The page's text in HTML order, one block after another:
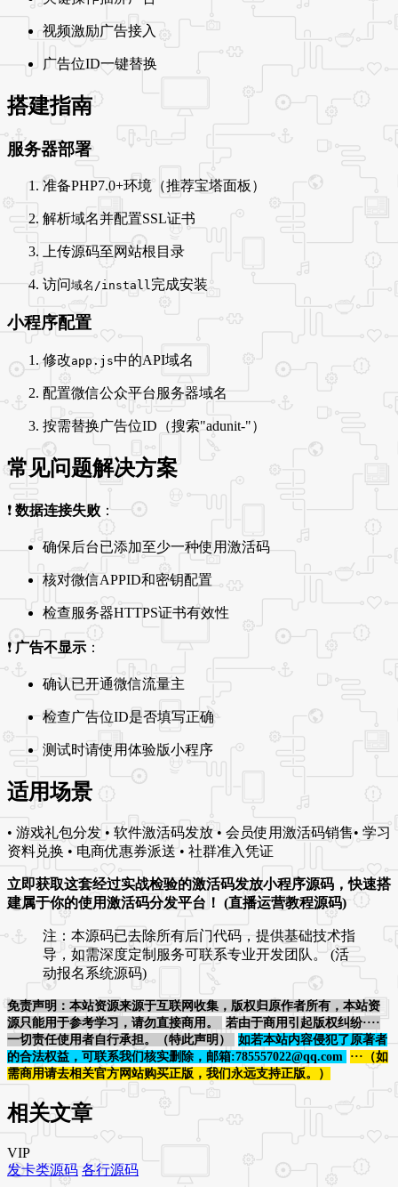
视频激励广告接入
广告位ID一键替换
搭建指南
服务器部署
准备PHP7.0+环境（推荐宝塔面板）
解析域名并配置SSL证书
上传源码至网站根目录
访问域名/install完成安装
小程序配置
修改app.js中的API域名
配置微信公众平台服务器域名
按需替换广告位ID（搜索"adunit-"）
常见问题解决方案
❗ 数据连接失败 ：
确保后台已添加至少一种使用激活码
核对微信APPID和密钥配置
检查服务器HTTPS证书有效性
❗广告不显示 ：
确认已开通微信流量主
检查广告位ID是否填写正确
测试时请使用体验版小程序
适用场景
• 游戏礼包分发 • 软件激活码发放 • 会员使用激活码销售• 学习
资料兑换 • 电商优惠券派送 • 社群准入凭证
立即获取这套经过实战检验的激活码发放小程序源码，快速搭
建属于你的使用激活码分发平台！ (直播运营教程源码)
注：本源码已去除所有后门代码，提供基础技术指
导，如需深度定制服务可联系专业开发团队。 (活
动报名系统源码)
免责声明：本站资源来源于互联网收集，版权归原作者所有，本站资
源只能用于参考学习，请勿直接商用。
若由于商用引起版权纠纷····
一切责任使用者自行承担。（特此声明）
如若本站内容侵犯了原著者
的合法权益，可联系我们核实删除，邮箱:785557022@qq.com
···（如
需商用请去相关官方网站购买正版，我们永远支持正版。）
相关文章
VIP
发卡类源码 各行源码